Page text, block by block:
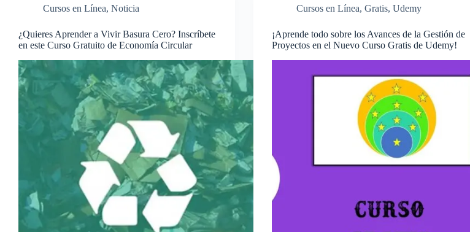
Cursos en Línea, Noticia
¿Quieres Aprender a Vivir Basura Cero? Inscríbete
en este Curso Gratuito de Economía Circular
Cursos en Línea,Gratis,Udemy
¡Aprende todo sobre los Avances de la Gestión de
Proyectos en el Nuevo Curso Gratis de Udemy!